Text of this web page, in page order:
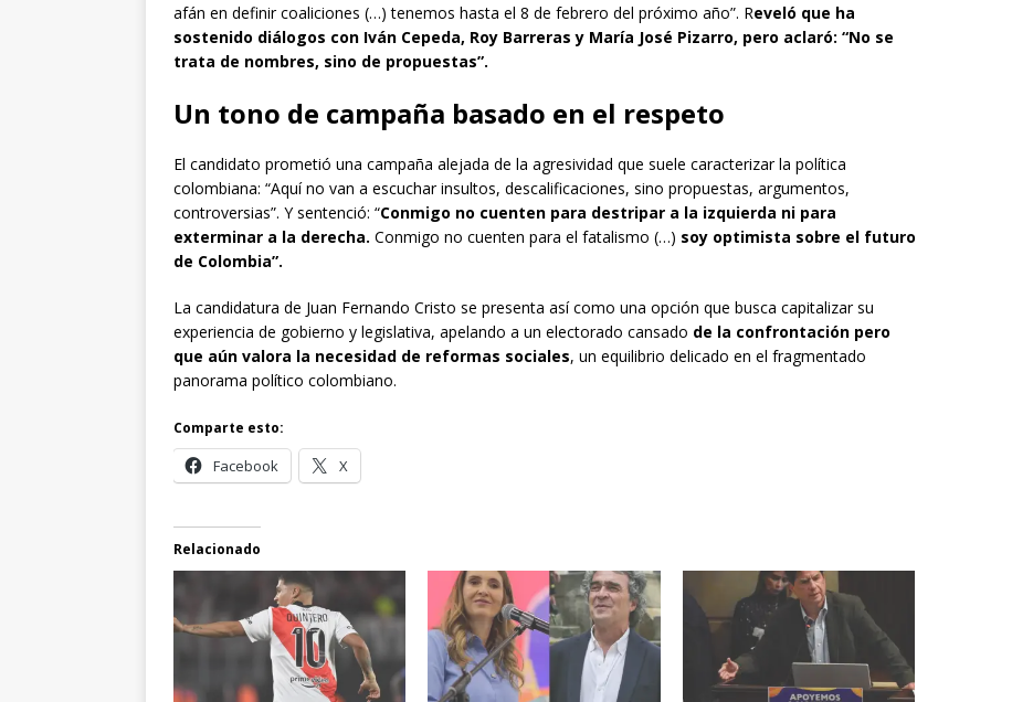
afán en definir coaliciones (…) tenemos hasta el 8 de febrero del próximo año”. Reveló que ha
sostenido diálogos con Iván Cepeda, Roy Barreras y María José Pizarro, pero aclaró: “No se
trata de nombres, sino de propuestas”.
Un tono de campaña basado en el respeto
El candidato prometió una campaña alejada de la agresividad que suele caracterizar la política
colombiana: “Aquí no van a escuchar insultos, descalificaciones, sino propuestas, argumentos,
controversias”. Y sentenció: “Conmigo no cuenten para destripar a la izquierda ni para
exterminar a la derecha. Conmigo no cuenten para el fatalismo (…) soy optimista sobre el futuro
de Colombia”.
La candidatura de Juan Fernando Cristo se presenta así como una opción que busca capitalizar su
experiencia de gobierno y legislativa, apelando a un electorado cansado de la confrontación pero
que aún valora la necesidad de reformas sociales, un equilibrio delicado en el fragmentado
panorama político colombiano.
Comparte esto:
Facebook X
Relacionado